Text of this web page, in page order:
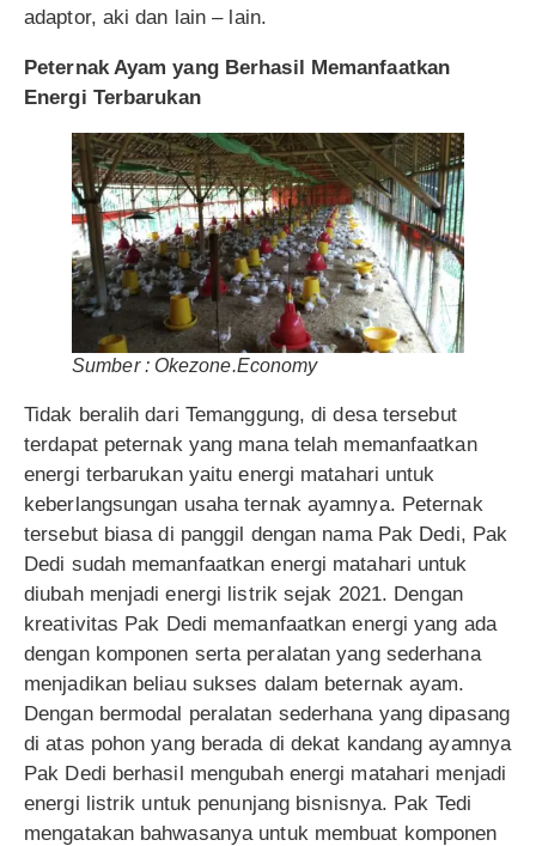
adaptor, aki dan lain – lain.
Peternak Ayam yang Berhasil Memanfaatkan
Energi Terbarukan
Sumber : Okezone.Economy
Tidak beralih dari Temanggung, di desa tersebut
terdapat peternak yang mana telah memanfaatkan
energi terbarukan yaitu energi matahari untuk
keberlangsungan usaha ternak ayamnya. Peternak
tersebut biasa di panggil dengan nama Pak Dedi, Pak
Dedi sudah memanfaatkan energi matahari untuk
diubah menjadi energi listrik sejak 2021. Dengan
kreativitas Pak Dedi memanfaatkan energi yang ada
dengan komponen serta peralatan yang sederhana
menjadikan beliau sukses dalam beternak ayam.
Dengan bermodal peralatan sederhana yang dipasang
di atas pohon yang berada di dekat kandang ayamnya
Pak Dedi berhasil mengubah energi matahari menjadi
energi listrik untuk penunjang bisnisnya. Pak Tedi
mengatakan bahwasanya untuk membuat komponen